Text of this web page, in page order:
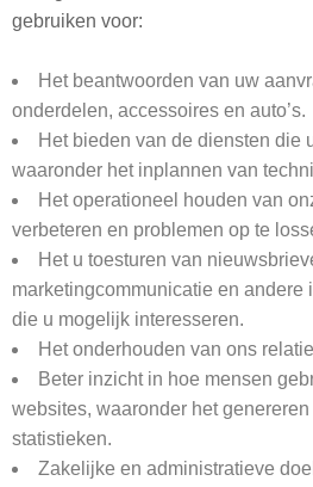
gebruiken voor:
Het beantwoorden van uw
onderdelen, accessoires en auto’s.
Het bieden van de diensten die
waaronder het inplannen van
Het operationeel houden van
verbeteren en problemen op te
Het u toesturen van
marketingcommunicatie en andere
die u mogelijk interesseren.
Het onderhouden van ons
Beter inzicht in hoe mensen
websites, waaronder het
statistieken.
Zakelijke en administratieve